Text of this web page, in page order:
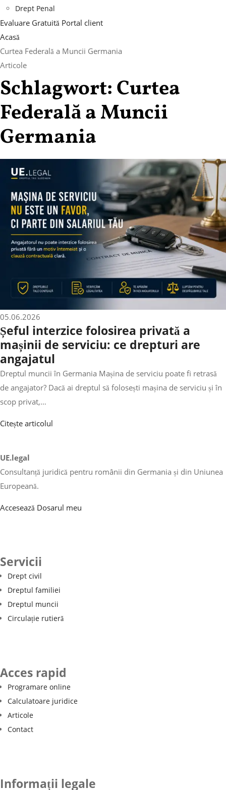
Drept Penal
Evaluare Gratuită Portal client
Acasă
Curtea Federală a Muncii Germania
Articole
Schlagwort:Curtea
Federală a Muncii
Germania
05.06.2026
Șeful interzice folosirea privată a
mașinii de serviciu: ce drepturi are
angajatul
Dreptul muncii în Germania Mașina de serviciu poate fi retrasă
de angajator? Dacă ai dreptul să folosești mașina de serviciu și în
scop privat,…
Citește articolul
UE.legal
Consultanță juridică pentru românii din Germania și din Uniunea
Europeană.
Accesează Dosarul meu
Servicii
Drept civil
Dreptul familiei
Dreptul muncii
Circulație rutieră
Acces rapid
Programare online
Calculatoare juridice
Articole
Contact
Informații legale